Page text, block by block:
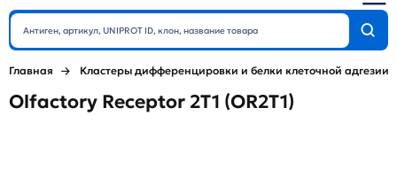
Главная Кластеры дифференцировки и белки клеточной адгезии
Olfactory Receptor 2T1 (OR2T1)